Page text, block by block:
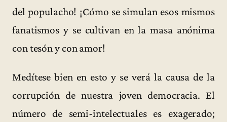
del populacho! ¡Cómo se simulan esos mismos
fanatismos y se cultivan en la masa anónima
con tesón y con amor!
Medítese bien en esto y se verá la causa de la
corrupción de nuestra joven democracia. El
número de semi-intelectuales es exagerado;